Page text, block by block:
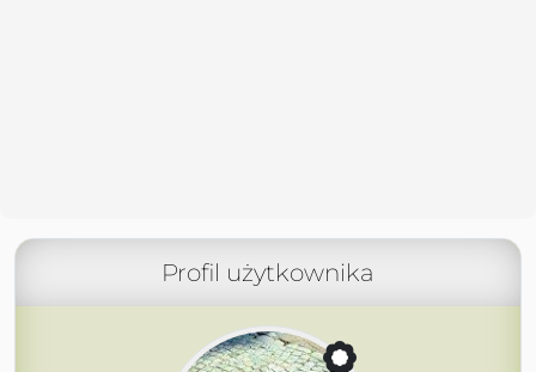
Profil użytkownika